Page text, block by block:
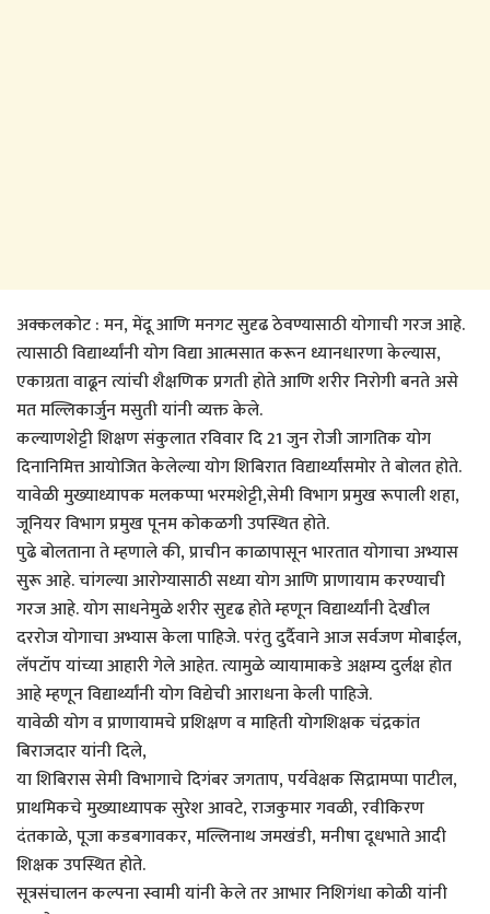
अक्कलकोट : मन, मेंदू आणि मनगट सुदृढ ठेवण्यासाठी योगाची गरज आहे.
त्यासाठी विद्यार्थ्यांनी योग विद्या आत्मसात करून ध्यानधारणा केल्यास,
एकाग्रता वाढून त्यांची शैक्षणिक प्रगती होते आणि शरीर निरोगी बनते असे
मत मल्लिकार्जुन मसुती यांनी व्यक्त केले.
कल्याणशेट्टी शिक्षण संकुलात रविवार दि 21 जुन रोजी जागतिक योग
दिनानिमित्त आयोजित केलेल्या योग शिबिरात विद्यार्थ्यांसमोर ते बोलत होते.
यावेळी मुख्याध्यापक मलकप्पा भरमशेट्टी,सेमी विभाग प्रमुख रूपाली शहा,
जूनियर विभाग प्रमुख पूनम कोकळगी उपस्थित होते.
पुढे बोलताना ते म्हणाले की, प्राचीन काळापासून भारतात योगाचा अभ्यास
सुरू आहे. चांगल्या आरोग्यासाठी सध्या योग आणि प्राणायाम करण्याची
गरज आहे. योग साधनेमुळे शरीर सुदृढ होते म्हणून विद्यार्थ्यांनी देखील
दररोज योगाचा अभ्यास केला पाहिजे. परंतु दुर्दैवाने आज सर्वजण मोबाईल,
लॅपटॉप यांच्या आहारी गेले आहेत. त्यामुळे व्यायामाकडे अक्षम्य दुर्लक्ष होत
आहे म्हणून विद्यार्थ्यांनी योग विद्येची आराधना केली पाहिजे.
यावेळी योग व प्राणायामचे प्रशिक्षण व माहिती योगशिक्षक चंद्रकांत
बिराजदार यांनी दिले,
या शिबिरास सेमी विभागाचे दिगंबर जगताप, पर्यवेक्षक सिद्रामप्पा पाटील,
प्राथमिकचे मुख्याध्यापक सुरेश आवटे, राजकुमार गवळी, रवीकिरण
दंतकाळे, पूजा कडबगावकर, मल्लिनाथ जमखंडी, मनीषा दूधभाते आदी
शिक्षक उपस्थित होते.
सूत्रसंचालन कल्पना स्वामी यांनी केले तर आभार निशिगंधा कोळी यांनी